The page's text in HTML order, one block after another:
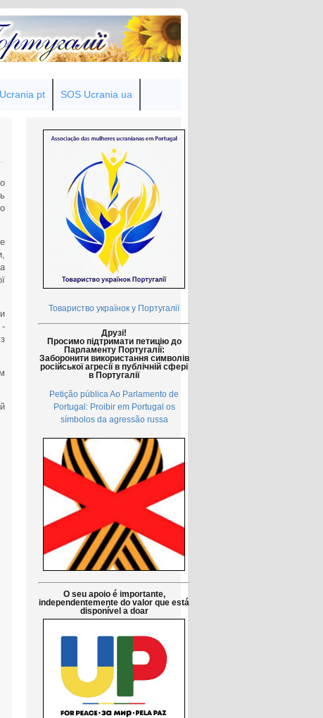
pt SOS Ucrania ua
-
Товариство українок у Португалії
Друзі!
Просимо підтримати петицію до
Парламенту Португалії:
Заборонити використання символів
російської агресії в публічній сфері
в Португалії
Petição pública Ao Parlamento de
Portugal: Proibir em Portugal os
símbolos da agressão russa
O seu apoio é importante,
independentemente do valor que está
disponível a doar